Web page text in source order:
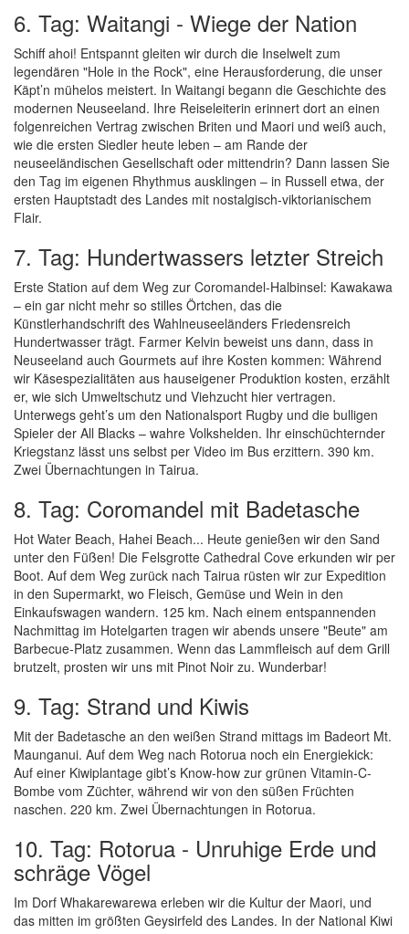
6. Tag: Waitangi - Wiege der Nation
Schiff ahoi! Entspannt gleiten wir durch die Inselwelt zum
legendären "Hole in the Rock", eine Herausforderung, die unser
Käpt’n mühelos meistert. In Waitangi begann die Geschichte des
modernen Neuseeland. Ihre Reiseleiterin erinnert dort an einen
folgenreichen Vertrag zwischen Briten und Maori und weiß auch,
wie die ersten Siedler heute leben – am Rande der
neuseeländischen Gesellschaft oder mittendrin? Dann lassen Sie
den Tag im eigenen Rhythmus ausklingen – in Russell etwa, der
ersten Hauptstadt des Landes mit nostalgisch-viktorianischem
Flair.
7. Tag: Hundertwassers letzter Streich
Erste Station auf dem Weg zur Coromandel-Halbinsel: Kawakawa
– ein gar nicht mehr so stilles Örtchen, das die
Künstlerhandschrift des Wahlneuseeländers Friedensreich
Hundertwasser trägt. Farmer Kelvin beweist uns dann, dass in
Neuseeland auch Gourmets auf ihre Kosten kommen: Während
wir Käsespezialitäten aus hauseigener Produktion kosten, erzählt
er, wie sich Umweltschutz und Viehzucht hier vertragen.
Unterwegs geht’s um den Nationalsport Rugby und die bulligen
Spieler der All Blacks – wahre Volkshelden. Ihr einschüchternder
Kriegstanz lässt uns selbst per Video im Bus erzittern. 390 km.
Zwei Übernachtungen in Tairua.
8. Tag: Coromandel mit Badetasche
Hot Water Beach, Hahei Beach... Heute genießen wir den Sand
unter den Füßen! Die Felsgrotte Cathedral Cove erkunden wir per
Boot. Auf dem Weg zurück nach Tairua rüsten wir zur Expedition
in den Supermarkt, wo Fleisch, Gemüse und Wein in den
Einkaufswagen wandern. 125 km. Nach einem entspannenden
Nachmittag im Hotelgarten tragen wir abends unsere "Beute" am
Barbecue-Platz zusammen. Wenn das Lammfleisch auf dem Grill
brutzelt, prosten wir uns mit Pinot Noir zu. Wunderbar!
9. Tag: Strand und Kiwis
Mit der Badetasche an den weißen Strand mittags im Badeort Mt.
Maunganui. Auf dem Weg nach Rotorua noch ein Energiekick:
Auf einer Kiwiplantage gibt’s Know-how zur grünen Vitamin-C-
Bombe vom Züchter, während wir von den süßen Früchten
naschen. 220 km. Zwei Übernachtungen in Rotorua.
10. Tag: Rotorua - Unruhige Erde und
schräge Vögel
Im Dorf Whakarewarewa erleben wir die Kultur der Maori, und
das mitten im größten Geysirfeld des Landes. In der National Kiwi